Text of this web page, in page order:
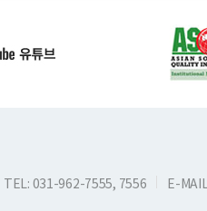
TEL: 031-962-7555, 7556
E-